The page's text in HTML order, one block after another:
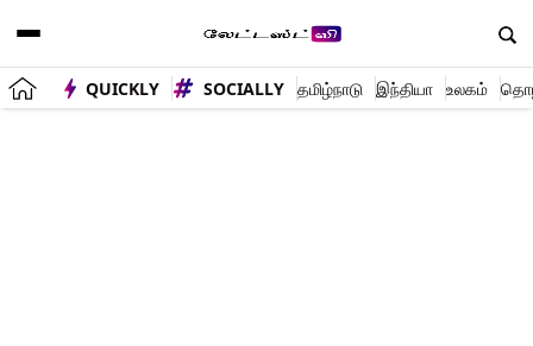
QUICKLY SOCIALLY தமிழ்நாடு இந்தியா உலகம்